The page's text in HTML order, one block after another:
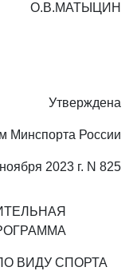
О.В.МАТЫЦИН
Утверждена
Минспорта России
2023 г. N 825
ВИДУ СПОРТА